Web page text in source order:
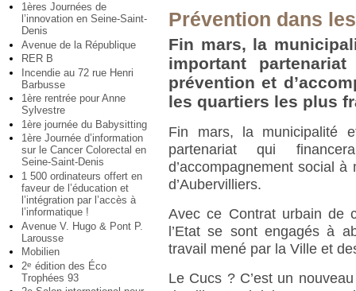
1ères Journées de
l’innovation en Seine-Saint-
Denis
Avenue de la République
RER B
Incendie au 72 rue Henri
Barbusse
1ère rentrée pour Anne
Sylvestre
1ère journée du Babysitting
1ère Journée d’information
sur le Cancer Colorectal en
Seine-Saint-Denis
1 500 ordinateurs offert en
faveur de l’éducation et
l’intégration par l’accès à
l’informatique !
Avenue V. Hugo & Pont P.
Larousse
Mobilien
2e édition des Éco
Trophées 93
Prévention dans
Fin mars, la
important
prévention et
les quartiers les plus
Fin mars, la municipalité
partenariat qui
d’accompagnement social
d’Aubervilliers.
Avec ce Contrat urbain de
l’Etat se sont engagés à
travail mené par la Ville et
Le Cucs ? C’est un